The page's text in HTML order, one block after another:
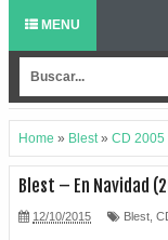
MENU
Home » Blest» CD 2005
Blest – En Navidad
12/10/2015 Blest